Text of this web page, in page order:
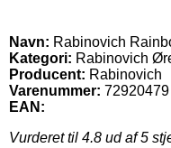
Navn: Rabinovich
Kategori: Rabinovich
Producent: Rabinovich
Varenummer: 72920479
EAN:
Vurderet til 4.8 ud af 5